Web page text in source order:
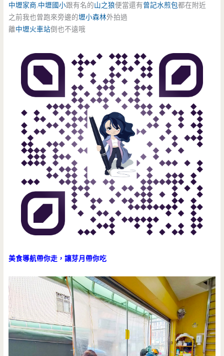
中壢家商.中壢國小跟有名的山之狼便當還有曾記水煎包都在附近
之前我也曾跑來旁邊的壢小森林外拍過
離中壢火車站倒也不遠哦
美食導航帶你走，讓芽月帶你吃